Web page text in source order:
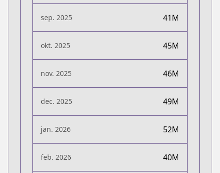
sep. 2025 41M
okt. 2025 45M
nov. 2025 46M
dec. 2025 49M
jan. 2026 52M
feb. 2026 40M